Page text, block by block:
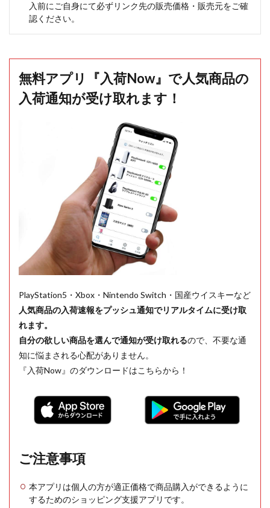
入前にご自身にて必ずリンク先の販売価格・販売元をご確
認ください。
無料アプリ『入荷Now』で人気商品の
入荷通知が受け取れます！
PlayStation5・Xbox・Nintendo Switch・国産ウイスキーなど
人気商品の入荷速報をプッシュ通知でリアルタイムに受け取
れます。
自分の欲しい商品を選んで通知が受け取れるので、不要な通
知に悩まされる心配がありません。
『入荷Now』のダウンロードはこちらから！
ご注意事項
本アプリは個人の方が適正価格で商品購入ができるように
するためのショッピング支援アプリです。